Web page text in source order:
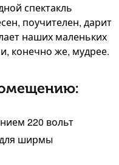
спектакль
поучителен, дарит
наших маленьких
конечно же, мудрее.
220 вольт
ширмы